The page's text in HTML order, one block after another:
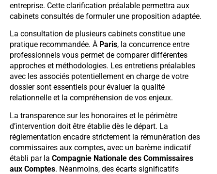
entreprise. Cette clarification préalable permettra aux
cabinets consultés de formuler une proposition adaptée.
La consultation de plusieurs cabinets constitue une
pratique recommandée. À Paris, la concurrence entre
professionnels vous permet de comparer différentes
approches et méthodologies. Les entretiens préalables
avec les associés potentiellement en charge de votre
dossier sont essentiels pour évaluer la qualité
relationnelle et la compréhension de vos enjeux.
La transparence sur les honoraires et le périmètre
d’intervention doit être établie dès le départ. La
réglementation encadre strictement la rémunération des
commissaires aux comptes, avec un barème indicatif
établi par la Compagnie Nationale des Commissaires
aux Comptes. Néanmoins, des écarts significatifs